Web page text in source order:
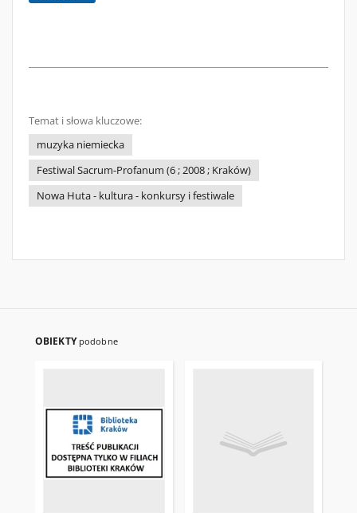
Temat i słowa kluczowe:
muzyka niemiecka
Festiwal Sacrum-Profanum (6 ; 2008 ; Kraków)
Nowa Huta - kultura - konkursy i festiwale
OBIEKTY podobne